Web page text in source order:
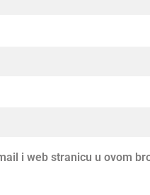
i web stranicu u ovom